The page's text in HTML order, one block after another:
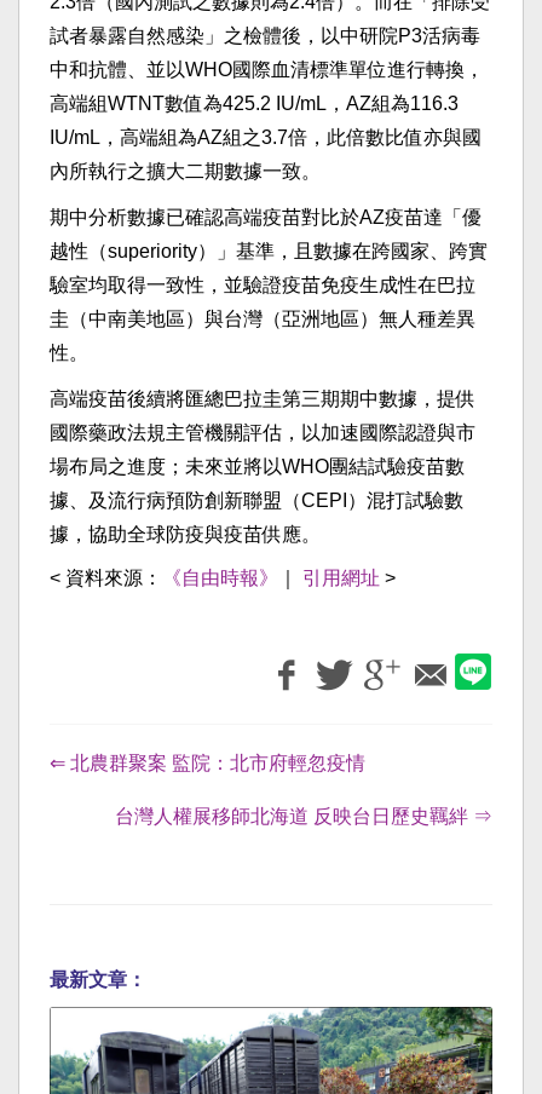
試者暴露自然感染」之檢體後，以中研院P3活病毒
中和抗體、並以WHO國際血清標準單位進行轉換，
高端組WTNT數值為425.2 IU/mL，AZ組為116.3
IU/mL，高端組為AZ組之3.7倍，此倍數比值亦與國
內所執行之擴大二期數據一致。
期中分析數據已確認高端疫苗對比於AZ疫苗達「優
越性（superiority）」基準，且數據在跨國家、跨實
驗室均取得一致性，並驗證疫苗免疫生成性在巴拉
圭（中南美地區）與台灣（亞洲地區）無人種差異
性。
高端疫苗後續將匯總巴拉圭第三期期中數據，提供
國際藥政法規主管機關評估，以加速國際認證與市
場布局之進度；未來並將以WHO團結試驗疫苗數
據、及流行病預防創新聯盟（CEPI）混打試驗數
據，協助全球防疫與疫苗供應。
< 資料來源： 《自由時報》 引用網址 >
⇐ 北農群聚案 監院：北市府輕忽疫情
台灣人權展移師北海道 反映台日歷史羈絆 ⇒
最新文章：